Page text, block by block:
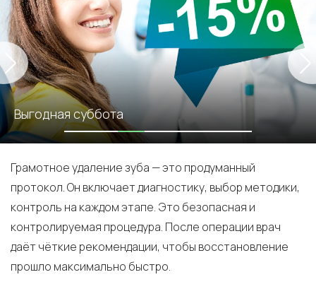
Выгодная суббота
Грамотное удаление зуба — это продуманный
протокол. Он включает диагностику, выбор методики,
контроль на каждом этапе. Это безопасная и
контролируемая процедура. После операции врач
даёт чёткие рекомендации, чтобы восстановление
прошло максимально быстро.